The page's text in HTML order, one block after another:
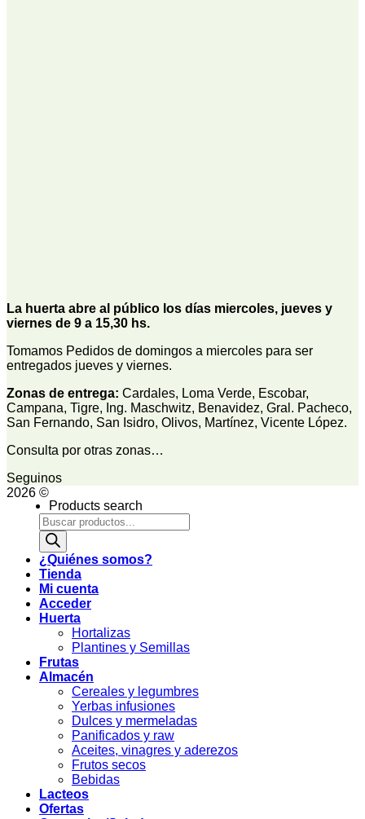
La huerta abre al público los días miercoles, jueves y
viernes de 9 a 15,30 hs.
Tomamos Pedidos de domingos a miercoles para ser
entregados jueves y viernes.
Zonas de entrega: Cardales, Loma Verde, Escobar,
Campana, Tigre, Ing. Maschwitz, Benavidez, Gral. Pacheco,
San Fernando, San Isidro, Olivos, Martínez, Vicente López.
Consulta por otras zonas…
Seguinos
2026 ©
Products search
¿Quiénes somos?
Tienda
Mi cuenta
Acceder
Huerta
Hortalizas
Plantines y Semillas
Frutas
Almacén
Cereales y legumbres
Yerbas infusiones
Dulces y mermeladas
Panificados y raw
Aceites, vinagres y aderezos
Frutos secos
Bebidas
Lacteos
Ofertas